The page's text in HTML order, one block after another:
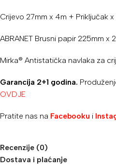
Crijevo 27mm x 4m + Priključak x
ABRANET Brusni papir 225mm x
Mirka® Antistatička navlaka za
Garancija 2+1 godina.
OVDJE
Pratite nas na Facebooku i
Recenzije (0)
Dostava i plaćanje